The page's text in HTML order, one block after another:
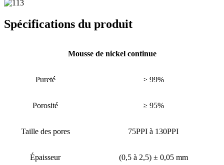
Spécifications du produit
Mousse de nickel continue
Pureté ≥ 99%
Porosité ≥ 95%
Taille des pores 75PPI à 130PPI
Épaisseur (0,5 à 2,5) ± 0,05 mm